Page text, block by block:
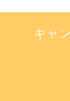
キャ